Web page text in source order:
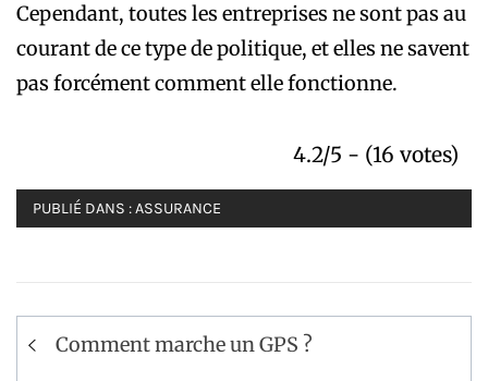
Cependant, toutes les entreprises ne sont pas au
courant de ce type de politique, et elles ne savent
pas forcément comment elle fonctionne.
4.2/5 - (16 votes)
PUBLIÉ DANS :ASSURANCE
Navigation
Comment marche un GPS ?